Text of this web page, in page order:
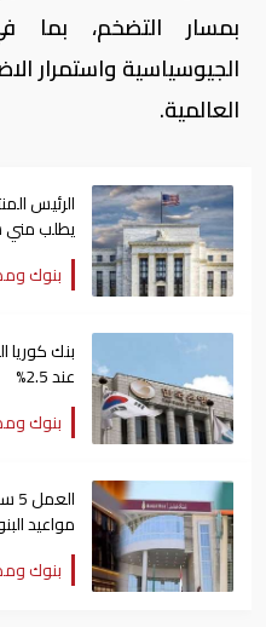
بمسار التضخم، بما
الجيوسياسية واستمرار
العالمية.
الرئيس
يطلب مني
بنوك
بنك كوريا
عند 2.5%
بنوك
مواعيد
بنوك